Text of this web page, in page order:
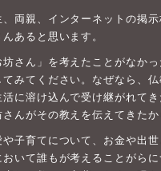
両親、インターネットの掲
あると思います。
さん」を考えたことがなか
みてください。なぜなら、
に溶け込んで受け継がれてき
んがその教えを伝えてきたか
子育てについて、お金や出
いて誰もが考えることがら